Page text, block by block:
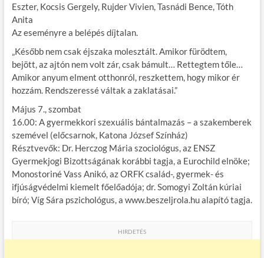
Eszter, Kocsis Gergely, Rujder Vivien, Tasnádi Bence, Tóth
Anita
Az eseményre a belépés díjtalan.
„Később nem csak éjszaka molesztált. Amikor fürödtem,
bejött, az ajtón nem volt zár, csak bámult… Rettegtem tőle…
Amikor anyum elment otthonról, reszkettem, hogy mikor ér
hozzám. Rendszeressé váltak a zaklatásai.”
Május 7., szombat
16.00: A gyermekkori szexuális bántalmazás – a szakemberek
szemével (előcsarnok, Katona József Színház)
Résztvevők: Dr. Herczog Mária szociológus, az ENSZ
Gyermekjogi Bizottságának korábbi tagja, a Eurochild elnöke;
Monostoriné Vass Anikó, az ORFK család-, gyermek- és
ifjúságvédelmi kiemelt főelőadója; dr. Somogyi Zoltán kúriai
bíró; Víg Sára pszichológus, a www.beszeljrola.hu alapító tagja.
HIRDETÉS